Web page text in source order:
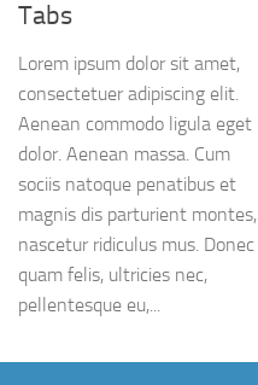
Tabs
Lorem ipsum dolor sit amet,
consectetuer adipiscing elit.
Aenean commodo ligula eget
dolor. Aenean massa. Cum
sociis natoque penatibus et
magnis dis parturient montes,
nascetur ridiculus mus. Donec
quam felis, ultricies nec,
pellentesque eu,...